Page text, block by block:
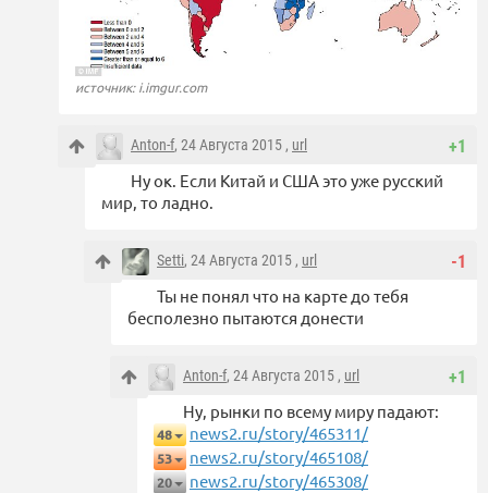
источник: i.imgur.com
+1
Anton-f, 24 Августа 2015 , url
Ну ок. Если Китай и США это уже русский
мир, то ладно.
-1
Setti, 24 Августа 2015 , url
Ты не понял что на карте до тебя
бесполезно пытаются донести
+1
Anton-f, 24 Августа 2015 , url
Ну, рынки по всему миру падают:
48 news2.ru/story/465311/
53 news2.ru/story/465108/
20 news2.ru/story/465308/